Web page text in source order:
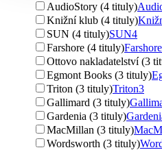
AudioStory (4 tituly)
Knižní klub (4 tituly)
SUN (4 tituly)SUN4
Farshore (4 tituly)Farshore
Ottovo nakladatelství (3
Egmont Books (3 tituly)
Triton (3 tituly)Triton3
Gallimard (3 tituly)
Gardenia (3 tituly)
MacMillan (3 tituly)
Wordsworth (3 tituly)